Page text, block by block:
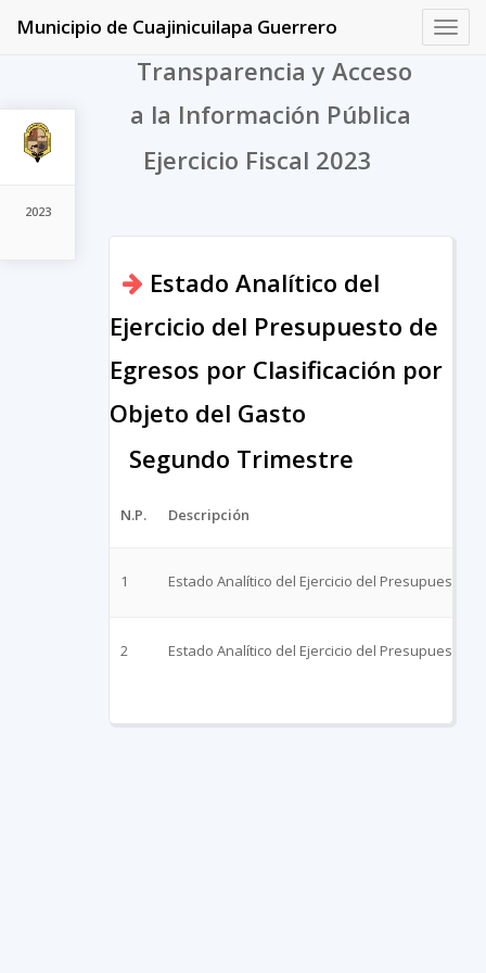
2023
Municipio de Cuajinicuilapa Guerrero
Transparencia y Acceso
a la Información Pública
Ejercicio Fiscal 2023
Estado Analítico del
Ejercicio del Presupuesto de
Egresos por Clasificación por
Objeto del Gasto
Segundo Trimestre
N.P. Descripción
1 Estado Analítico del Ejercicio del Presupuesto
2 Estado Analítico del Ejercicio del Presupuesto